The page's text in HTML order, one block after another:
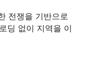
전쟁을 기반으로
딩 없이 지역을 이